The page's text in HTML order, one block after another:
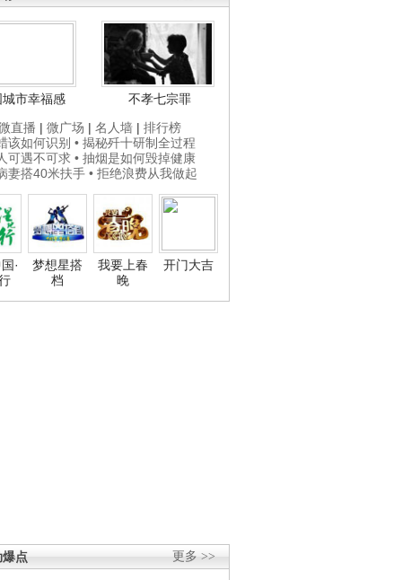
城市幸福感
不孝七宗罪
直播 | 微广场 | 名人墙 | 排行榜
该如何识别 • 揭秘歼十研制全过程
可遇不可求 • 抽烟是如何毁掉健康
妻搭40米扶手 • 拒绝浪费从我做起
·
梦想星搭
档
我要上春
晚
开门大吉
更多 >>
爆点